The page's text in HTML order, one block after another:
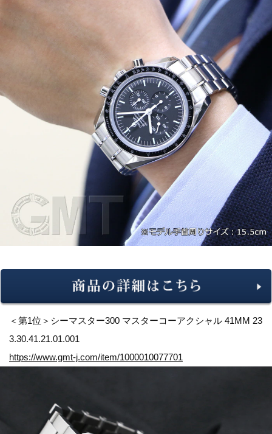
＜第1位＞シーマスター300 マスターコーアクシャル 41MM 23
3.30.41.21.01.001
https://www.gmt-j.com/item/1000010077701